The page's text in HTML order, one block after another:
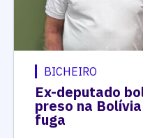
BICHEIRO
Ex-deputado
preso na
fuga